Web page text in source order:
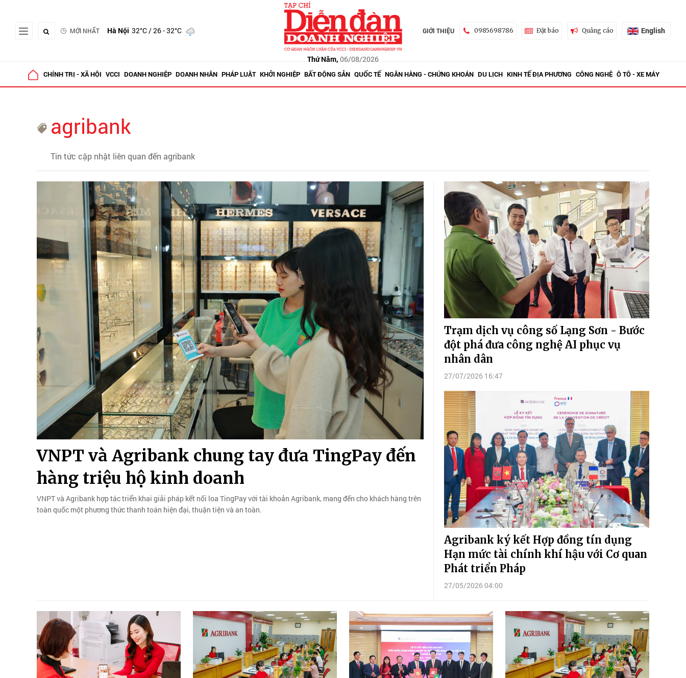
MỚI NHẤT Hà Nội 32°C/ 26 - 32°C
Thứ Năm, 06/08/2026
GIỚI THIỆU 0985698786 Đặt báo Quảng cáo English
CHÍNH TRỊ - XÃ HỘI VCCI DOANH NGHIỆP DOANH NHÂN PHÁP LUẬT KHỞI NGHIỆP BẤT ĐỘNG SẢN QUỐC TẾ NGÂN HÀNG - CHỨNG KHOÁN DU LỊCH KINH TẾ ĐỊA PHƯƠNG CÔNG NGHỆ Ô TÔ - XE MÁY
agribank
Tin tức cập nhật liên quan đến agribank
VNPT và Agribank chung tay đưa TingPay đến
hàng triệu hộ kinh doanh
VNPT và Agribank hợp tác triển khai giải pháp kết nối loa TingPay với tài khoản Agribank, mang đến cho khách hàng trên
toàn quốc một phương thức thanh toán hiện đại, thuận tiện và an toàn.
Trạm dịch vụ công số Lạng Sơn - Bước
đột phá đưa công nghệ AI phục vụ
nhân dân
27/07/2026 16:47
Agribank ký kết Hợp đồng tín dụng
Hạn mức tài chính khí hậu với Cơ quan
Phát triển Pháp
27/05/2026 04:00